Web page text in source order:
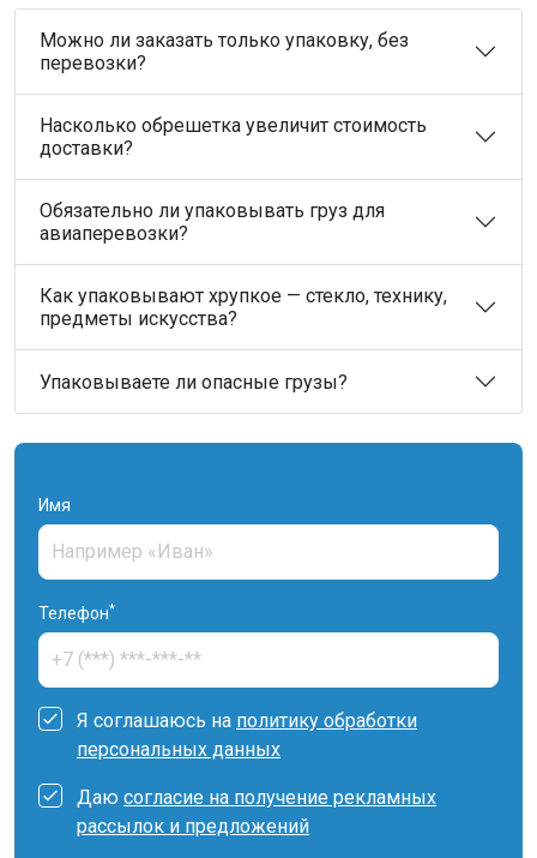
Можно ли заказать только упаковку, без
перевозки?
Насколько обрешетка увеличит стоимость
доставки?
Обязательно ли упаковывать груз для
авиаперевозки?
Как упаковывают хрупкое — стекло, технику,
предметы искусства?
Упаковываете ли опасные грузы?
Имя
Телефон*
Я соглашаюсь на политику обработки
персональных данных
Даю согласие на получение рекламных
рассылок и предложений